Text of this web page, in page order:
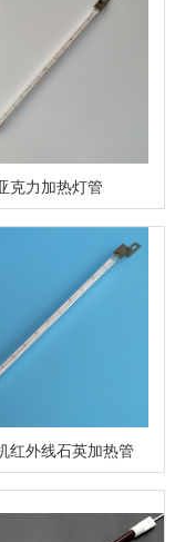
克力加热灯管
红外线石英加热管